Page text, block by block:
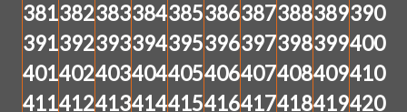
381382383384385386387388389390
391392393394395396397398399400
401402403404405406407408409410
411412413414415416417418419420